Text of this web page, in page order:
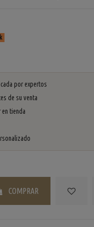
por expertos
de su venta
tienda
COMPRAR